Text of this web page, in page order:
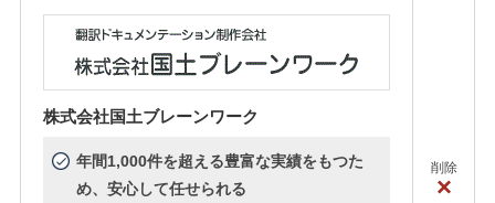
株式会社国土ブレーンワーク
年間1,000件を超える豊富な実績をもつた
め、安心して任せられる
削除
×